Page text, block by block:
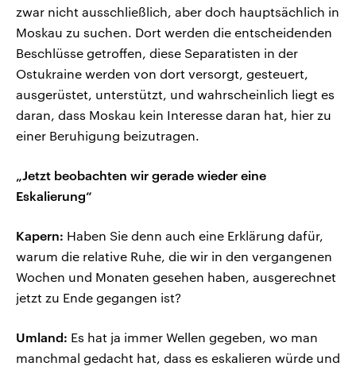
zwar nicht ausschließlich, aber doch hauptsächlich in
Moskau zu suchen. Dort werden die entscheidenden
Beschlüsse getroffen, diese Separatisten in der
Ostukraine werden von dort versorgt, gesteuert,
ausgerüstet, unterstützt, und wahrscheinlich liegt es
daran, dass Moskau kein Interesse daran hat, hier zu
einer Beruhigung beizutragen.
„Jetzt beobachten wir gerade wieder eine
Eskalierung“
Kapern: Haben Sie denn auch eine Erklärung dafür,
warum die relative Ruhe, die wir in den vergangenen
Wochen und Monaten gesehen haben, ausgerechnet
jetzt zu Ende gegangen ist?
Umland: Es hat ja immer Wellen gegeben, wo man
manchmal gedacht hat, dass es eskalieren würde und